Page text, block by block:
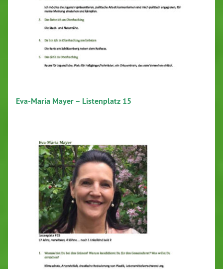
Eva-Maria Mayer – Listenplatz 15